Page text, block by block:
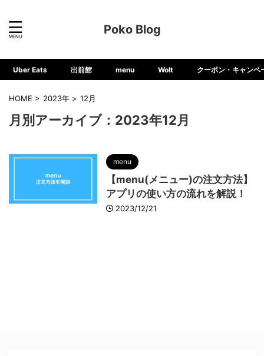
Poko Blog
Uber Eats 出前館 menu Wolt クーポン・キャンペ
HOME > 2023年 > 12月
月別アーカイブ：2023年12月
menu
【menu(メニュー)の注文方法】
アプリの使い方の流れを解説！
2023/12/21